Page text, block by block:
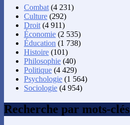
Combat (4 231)
Culture (292)
Droit (4 911)
Économie (2 535)
Éducation (1 738)
Histoire (101)
Philosophie (40)
Politique (4 429)
Psychologie (1 564)
Sociologie (4 954)
Recherche par mots-clés